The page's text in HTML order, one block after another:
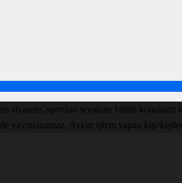
siyasete, spordan seyahate bütün konuların
yayınlanamaz. Aykırı işlem yapan kişi/